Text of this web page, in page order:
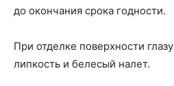
до окончания срока годности.
При отделке поверхности
липкость и белесый налет.